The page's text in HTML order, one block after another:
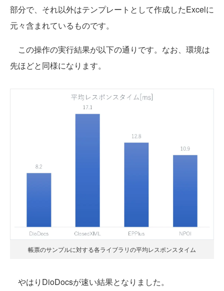
部分で、それ以外はテンプレートとして作成したExcelに
元々含まれているものです。
この操作の実行結果が以下の通りです。なお、環境は
先ほどと同様になります。
帳票のサンプルに対する各ライブラリの平均レスポンスタイム
やはりDioDocsが速い結果となりました。